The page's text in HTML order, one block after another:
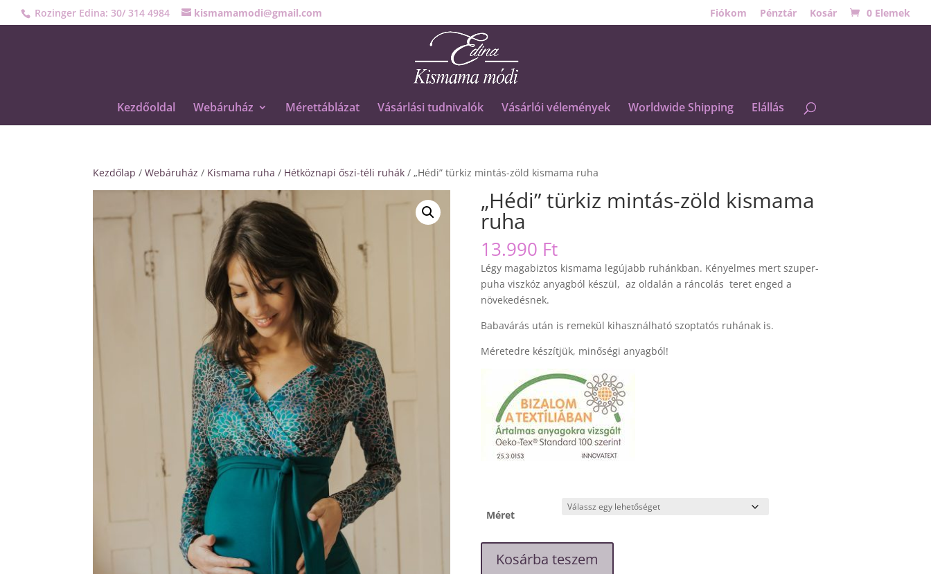
Rozinger Edina: 30/ 314 4984 kismamamodi@gmail.com Fiókom Pénztár Kosár 0 Elemek
Kezdőoldal Webáruház Mérettáblázat Vásárlási tudnivalók Vásárlói vélemények Worldwide Shipping Elállás
Kezdőlap /Webáruház / Kismama ruha / Hétköznapi őszi-téli ruhák / „Hédi” türkiz mintás-zöld kismama ruha
„Hédi” türkiz mintás-zöld kismama
ruha
13.990 Ft
Légy magabiztos kismama legújabb ruhánkban. Kényelmes mert szuper-
puha viszkóz anyagból készül, az oldalán a ráncolás teret enged a
növekedésnek.
Babavárás után is remekül kihasználható szoptatós ruhának is.
Méretedre készítjük, minőségi anyagból!
Méret
türkizKosárba teszem